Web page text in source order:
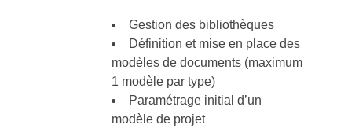
Gestion des bibliothèques
Définition et mise en place des
modèles de documents (maximum
1 modèle par type)
Paramétrage initial d’un
modèle de projet